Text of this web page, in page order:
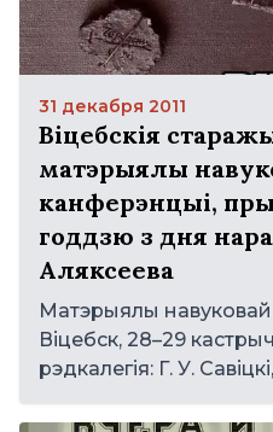
31 декабря 2011
Віцебскія
матэрыялы
канферэнцыі,
годдзю з дня
Аляксеева
Матэрыялы
Віцебск, 28–29
рэдкалегія: Г. У.